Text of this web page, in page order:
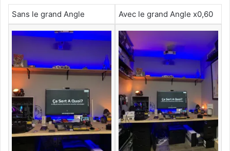
Sans le grand Angle Avec le grand Angle x0,60